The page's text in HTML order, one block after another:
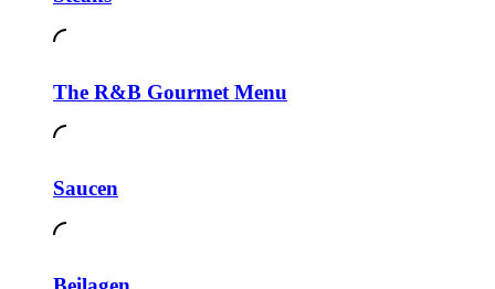
The R&B Gourmet Menu
Saucen